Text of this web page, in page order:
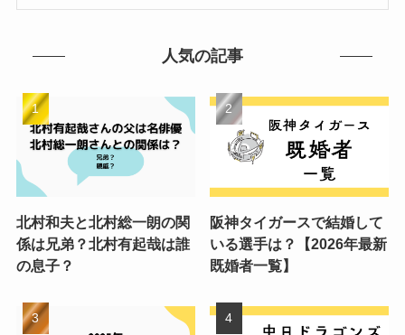
人気の記事
北村和夫と北村総一朗の関
係は兄弟？北村有起哉は誰
の息子？
阪神タイガースで結婚して
いる選手は？【2026年最新
既婚者一覧】